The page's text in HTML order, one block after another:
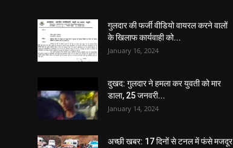
गुलदार की फर्जी वीडियो वायरल करने वालों
के खिलाफ कार्यवाही को...
January 16, 2024
दुखद: गुलदार ने हमला कर युवती को मार
डाला, 25 जनवरी...
January 14, 2024
अच्छी खबर: 17 दिनों से टनल में फंसे मजदूर